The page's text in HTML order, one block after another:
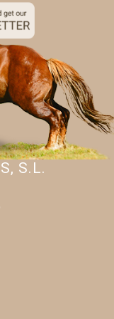
¿Cómo
Otros
He
mis
S.L.